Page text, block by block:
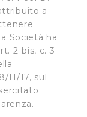
a
Società ha
2-bis, c. 3
11/17, sul